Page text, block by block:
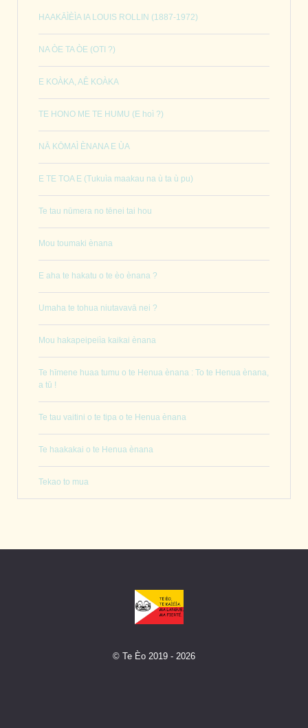
HAAKĀÌÈÌA IA LOUIS ROLLIN (1887-1972)
NA ÒE TA ÒE (OTI ?)
E KOÀKA, AÊ KOÀKA
TE HONO ME TE HUMU (E hoì ?)
NĀ KŌMAÌ ÈNANA E ÙA
E TE TOA E (Tukuìa maakau na ù ta ù pu)
Te tau nūmera no tēnei tai hou
Mou toumaki ènana
E aha te hakatu o te èo ènana ?
Umaha te tohua niutavavā nei ?
Mou hakapeipeiìa kaikai ènana
Te hīmene huaa tumu o te Henua ènana : To te Henua ènana,
a tū !
Te tau vaitini o te tipa o te Henua ènana
Te haakakai o te Henua ènana
Tekao to mua
© Te Èo 2019 - 2026